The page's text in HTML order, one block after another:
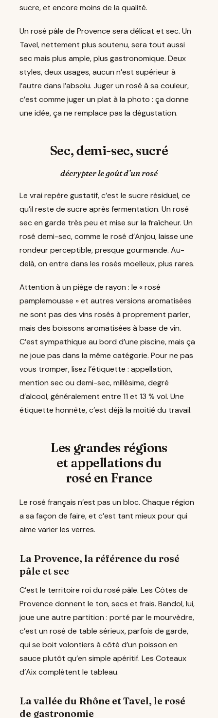
sucre, et encore moins de la qualité.
Un rosé pâle de Provence sera délicat et sec. Un
Tavel, nettement plus soutenu, sera tout aussi
sec mais plus ample, plus gastronomique. Deux
styles, deux usages, aucun n’est supérieur à
l’autre dans l’absolu. Juger un rosé à sa couleur,
c’est comme juger un plat à la photo : ça donne
une idée, ça ne remplace pas la dégustation.
Sec, demi-sec, sucré
décrypter le goût d’un rosé
Le vrai repère gustatif, c’est le sucre résiduel, ce
qu’il reste de sucre après fermentation. Un rosé
sec en garde très peu et mise sur la fraîcheur. Un
rosé demi-sec, comme le rosé d’Anjou, laisse une
rondeur perceptible, presque gourmande. Au-
delà, on entre dans les rosés moelleux, plus rares.
Attention à un piège de rayon : le « rosé
pamplemousse » et autres versions aromatisées
ne sont pas des vins rosés à proprement parler,
mais des boissons aromatisées à base de vin.
C’est sympathique au bord d’une piscine, mais ça
ne joue pas dans la même catégorie. Pour ne pas
vous tromper, lisez l’étiquette : appellation,
mention sec ou demi-sec, millésime, degré
d’alcool, généralement entre 11 et 13 % vol. Une
étiquette honnête, c’est déjà la moitié du travail.
Les grandes régions
et appellations du
rosé en France
Le rosé français n’est pas un bloc. Chaque région
a sa façon de faire, et c’est tant mieux pour qui
aime varier les verres.
La Provence, la référence du rosé
pâle et sec
C’est le territoire roi du rosé pâle. Les Côtes de
Provence donnent le ton, secs et frais. Bandol, lui,
joue une autre partition : porté par le mourvèdre,
c’est un rosé de table sérieux, parfois de garde,
qui se boit volontiers à côté d’un poisson en
sauce plutôt qu’en simple apéritif. Les Coteaux
d’Aix complètent le tableau.
La vallée du Rhône et Tavel, le rosé
de gastronomie